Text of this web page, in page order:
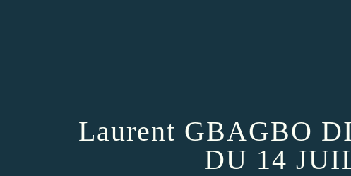
Laurent GBAGBO
DU 14